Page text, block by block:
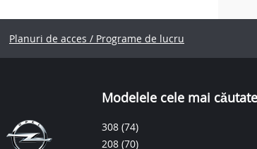
Planuri de acces / Programe de lucru
Modelele cele mai căutate
308 (74)
208 (70)